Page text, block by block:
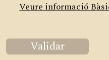
Veure informació
Validar